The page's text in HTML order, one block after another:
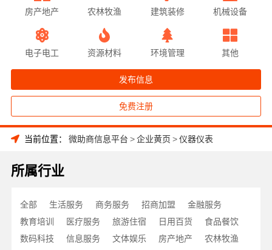
房产地产 农林牧渔 建筑装修 机械设备
电子电工 资源材料 环境管理 其他
发布信息
免费注册
当前位置： 微助商信息平台 >企业黄页 >仪器仪表
所属行业
全部 生活服务 商务服务 招商加盟
金融服务
教育培训
医疗服务 旅游住宿 日用百货
食品餐饮
数码科技
信息服务 文体娱乐 房产地产
农林牧渔